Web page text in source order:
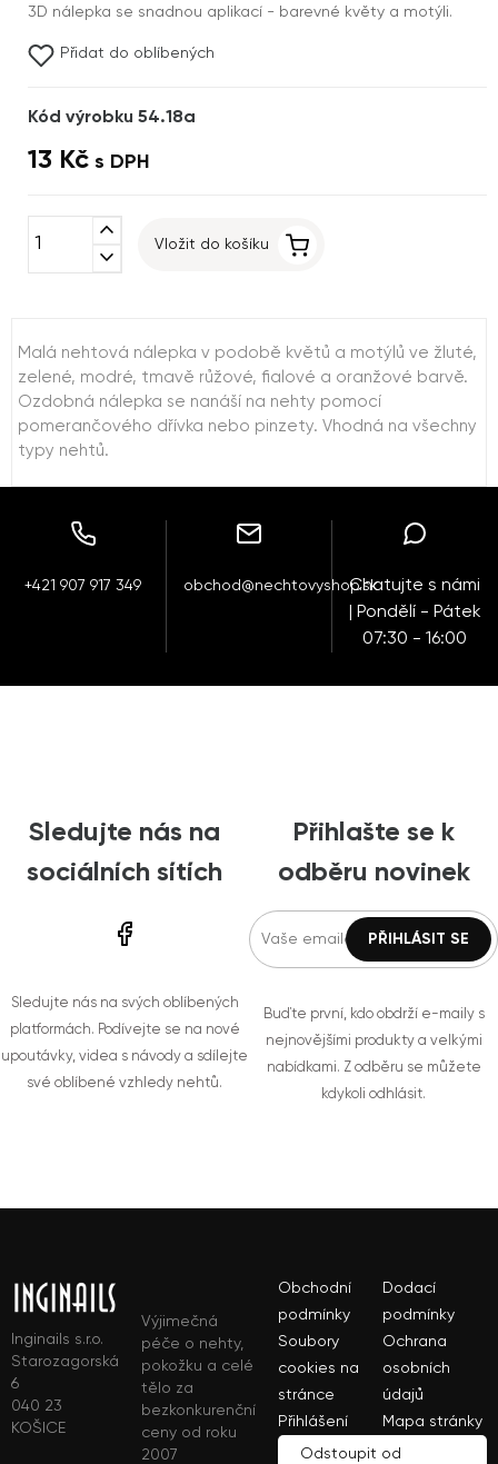
3D nálepka se snadnou aplikací - barevné květy a motýli.
Přidat do oblíbených
Kód výrobku 54.18a
13 Kč s DPH
expand_less
expand_more
Vložit do košíku
Malá nehtová nálepka v podobě květů a motýlů ve žluté,
zelené, modré, tmavě růžové, fialové a oranžové barvě.
Ozdobná nálepka se nanáší na nehty pomocí
pomerančového dřívka nebo pinzety. Vhodná na všechny
typy nehtů.
+421 907 917 349 obchod@nechtovyshop.skChatujte s námi
| Pondělí - Pátek
07:30 - 16:00
Sledujte nás na
sociálních sítích
Sledujte nás na svých oblíbených
platformách. Podívejte se na nové
upoutávky, videa s návody a sdílejte
své oblíbené vzhledy nehtů.
Přihlašte se k
odběru novinek
Buďte první, kdo obdrží e-maily s
nejnovějšími produkty a velkými
nabídkami. Z odběru se můžete
kdykoli odhlásit.
Inginails s.r.o.
Starozagorská
6
040 23
KOŠICE
Výjimečná
péče o nehty,
pokožku a celé
tělo za
bezkonkurenční
ceny od roku
2007
Obchodní
podmínky
Dodací
podmínky
Soubory
cookies na
stránce
Ochrana
osobních
údajů
Přihlášení
Mapa stránky
Odstoupit od